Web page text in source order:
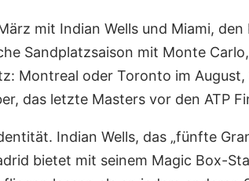
mit Indian Wells und Miami,
Sandplatzsaison mit Monte
Montreal oder Toronto im
das letzte Masters vor den ATP
Indian Wells, das „fünfte
bietet mit seinem Magic Box-